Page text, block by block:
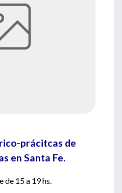
prácitcas de
en Santa Fe.
de 15 a 19 hs.